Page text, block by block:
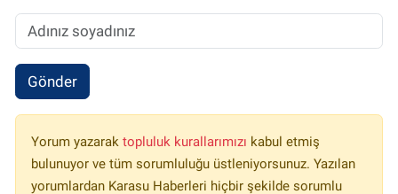
Gönder
Yorum yazarak topluluk kurallarımızı kabul etmiş
bulunuyor ve tüm sorumluluğu üstleniyorsunuz. Yazılan
yorumlardan Karasu Haberleri hiçbir şekilde sorumlu